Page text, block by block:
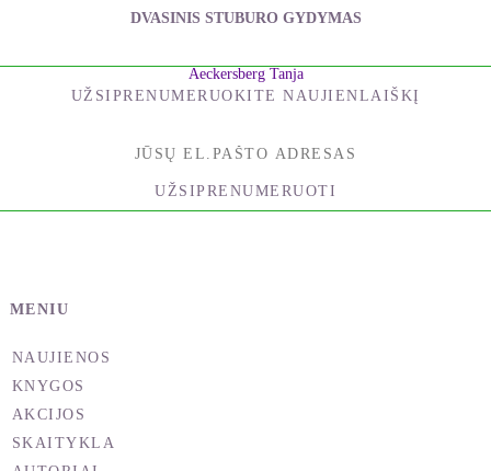
DVASINIS STUBURO GYDYMAS
Aeckersberg Tanja
UŽSIPRENUMERUOKITE NAUJIENLAIŠKĮ
UŽSIPRENUMERUOTI
MENIU
NAUJIENOS
KNYGOS
AKCIJOS
SKAITYKLA